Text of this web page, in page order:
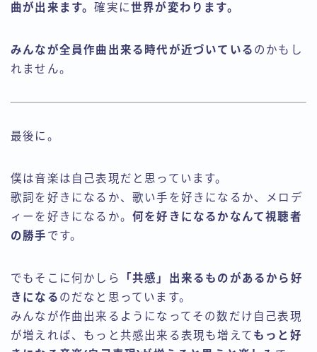
曲が出来ます。確実に世界が変わります。
みんなが全員作曲出来る時代が近づいている のかもし
れません。
最後に。
僕は音楽は自己表現だと思っています。
歌詞を好きになるか、歌い手を好きになるか、メロデ
ィーを好きになるか。 何を好きになるかなんて視聴者
の勝手 です。
でもそこに何かしら
「共感」出来るものがあるから好
きになる のだなと思っています。
みんなが作曲出来るようになってその数だけ自己表現
が増えれば、もっと共感出来る表現も増えて もっと好